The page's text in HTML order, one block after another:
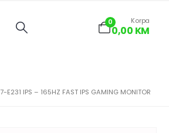
0 Korpa
0,00 KM
E231 IPS – 165HZ FAST IPS GAMING MONITOR